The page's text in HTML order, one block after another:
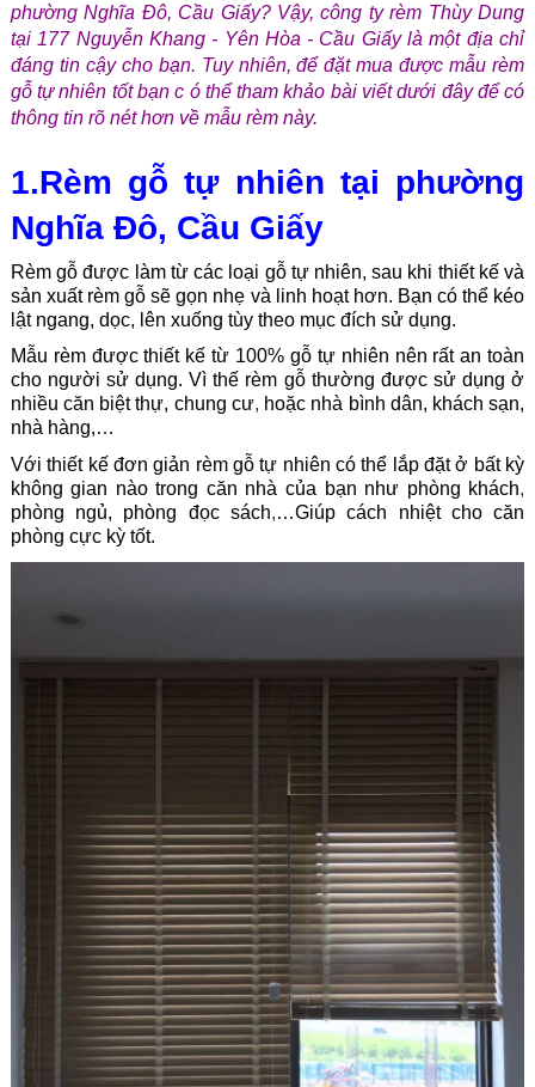
phường Nghĩa Đô, Cầu Giấy? Vậy, công ty rèm Thùy Dung
tại 177 Nguyễn Khang - Yên Hòa - Cầu Giấy là một địa chỉ
đáng tin cậy cho bạn. Tuy nhiên, để đặt mua được mẫu rèm
gỗ tự nhiên tốt bạn c ó thể tham khảo bài viết dưới đây để có
thông tin rõ nét hơn về mẫu rèm này.
1.Rèm gỗ tự nhiên tại phường
Nghĩa Đô, Cầu Giấy
Rèm gỗ được làm từ các loại gỗ tự nhiên, sau khi thiết kế và
sản xuất rèm gỗ sẽ gọn nhẹ và linh hoạt hơn. Bạn có thể kéo
lật ngang, dọc, lên xuống tùy theo mục đích sử dụng.
Mẫu rèm được thiết kế từ 100% gỗ tự nhiên nên rất an toàn
cho người sử dụng. Vì thế rèm gỗ thường được sử dụng ở
nhiều căn biệt thự, chung cư, hoặc nhà bình dân, khách sạn,
nhà hàng,…
Với thiết kế đơn giản rèm gỗ tự nhiên có thể lắp đặt ở bất kỳ
không gian nào trong căn nhà của bạn như phòng khách,
phòng ngủ, phòng đọc sách,…Giúp cách nhiệt cho căn
phòng cực kỳ tốt.